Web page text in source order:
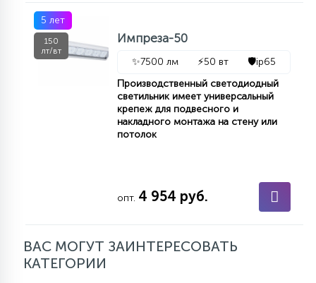
5 лет
150
лт/вт
Импреза-50
✨7500 лм ⚡50 вт 🛡️ip65
Производственный светодиодный
светильник имеет универсальный
крепеж для подвесного и
накладного монтажа на стену или
потолок
опт. 4 954 руб.
ВАС МОГУТ ЗАИНТЕРЕСОВАТЬ
КАТЕГОРИИ